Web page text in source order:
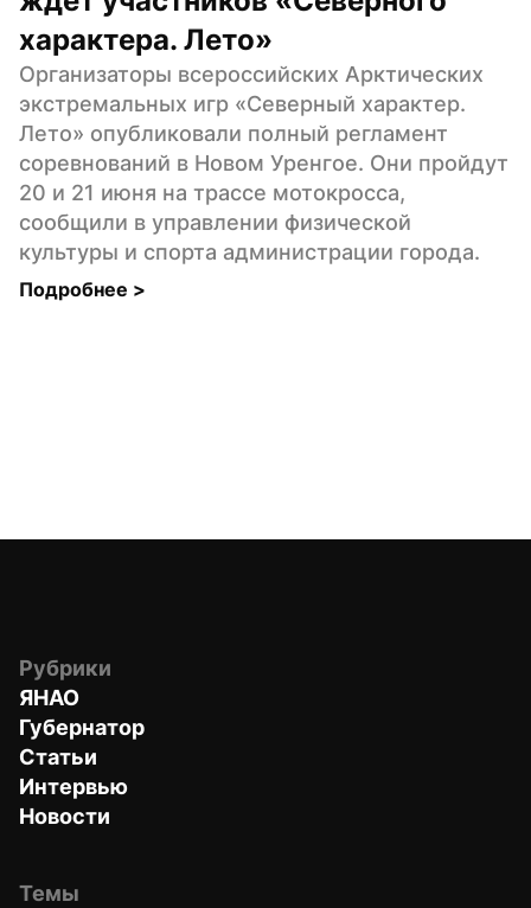
характера. Лето»
Организаторы всероссийских Арктических
экстремальных игр «Северный характер.
Лето» опубликовали полный регламент
соревнований в Новом Уренгое. Они пройдут
20 и 21 июня на трассе мотокросса,
сообщили в управлении физической
культуры и спорта администрации города.
Подробнее >
Рубрики
ЯНАО
Губернатор
Статьи
Интервью
Новости
Темы